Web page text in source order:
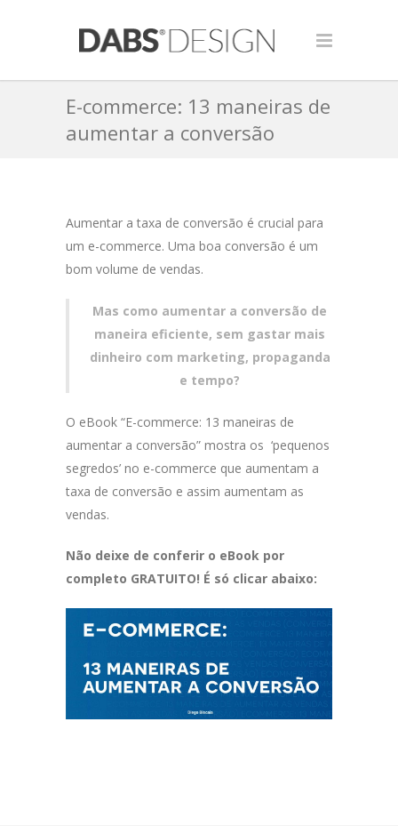
E-commerce: 13 maneiras de
aumentar a conversão
Aumentar a taxa de conversão é crucial para
um e-commerce. Uma boa conversão é um
bom volume de vendas.
Mas como aumentar a conversão de
maneira eficiente, sem gastar mais
dinheiro com marketing, propaganda
e tempo?
O eBook “E-commerce: 13 maneiras de
aumentar a conversão” mostra os ‘pequenos
segredos’ no e-commerce que aumentam a
taxa de conversão e assim aumentam as
vendas.
Não deixe de conferir o eBook por
completo GRATUITO! É só clicar abaixo: